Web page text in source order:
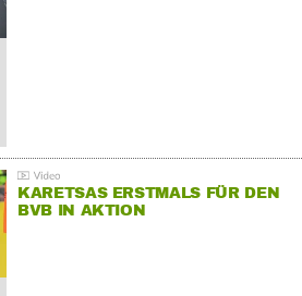
KARETSAS ERSTMALS FÜR DEN
BVB IN AKTION